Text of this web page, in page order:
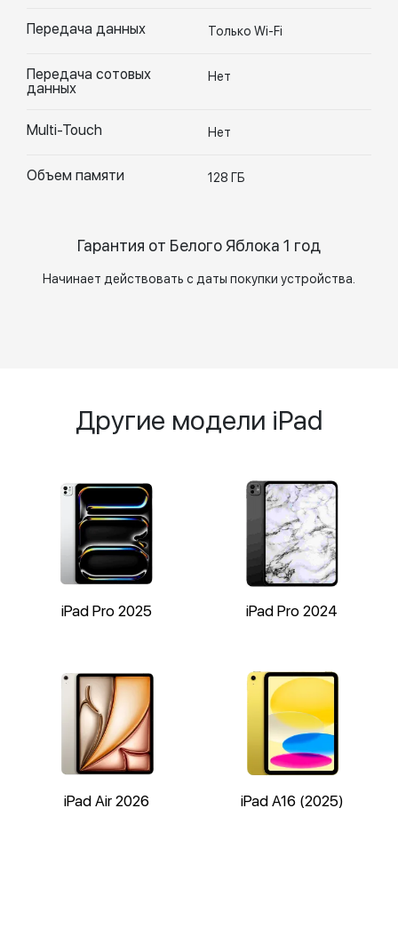
Передача данных Только Wi-Fi
Передача сотовых
данных
Нет
Multi-Touch Нет
Объем памяти 128 ГБ
Гарантия от Белого Яблока 1 год
Начинает действовать с даты покупки устройства.
Другие модели iPad
iPad Pro 2025 iPad Pro 2024
iPad Air 2026 iPad A16 (2025)